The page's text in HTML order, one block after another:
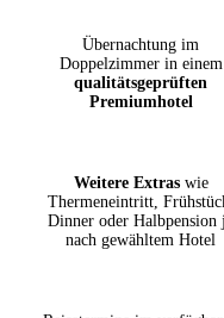
Übernachtung im
Doppelzimmer in einem
qualitätsgeprüften
Premiumhotel
Weitere Extraswie
Thermeneintritt,
Dinner oder Halbpension
nach gewähltem Hotel